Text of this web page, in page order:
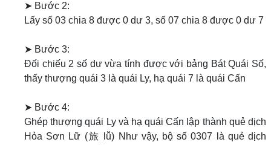
➤ Bước 2:
Lấy số 03 chia 8 được 0 dư 3, số 07 chia 8 được 0 dư 7
➤ Bước 3:
Đối chiếu 2 số dư vừa tính được với bảng Bát Quái Số,
thấy thượng quái 3 là quái Ly, hạ quái 7 là quái Cấn
➤ Bước 4:
Ghép thượng quái Ly và hạ quái Cấn lập thành quẻ dịch
Hỏa Sơn Lữ (旅 lǚ) Như vậy, bộ số 0307 là quẻ dịch